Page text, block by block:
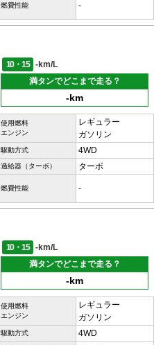
燃費性能 -
10・15
-km/L
満タンでどこまで走る？
-km
使用燃料
エンジン
レギュラー
ガソリン
駆動方式 4WD
過給器（ターボ） ターボ
燃費性能 -
10・15
-km/L
満タンでどこまで走る？
-km
使用燃料
エンジン
レギュラー
ガソリン
駆動方式 4WD